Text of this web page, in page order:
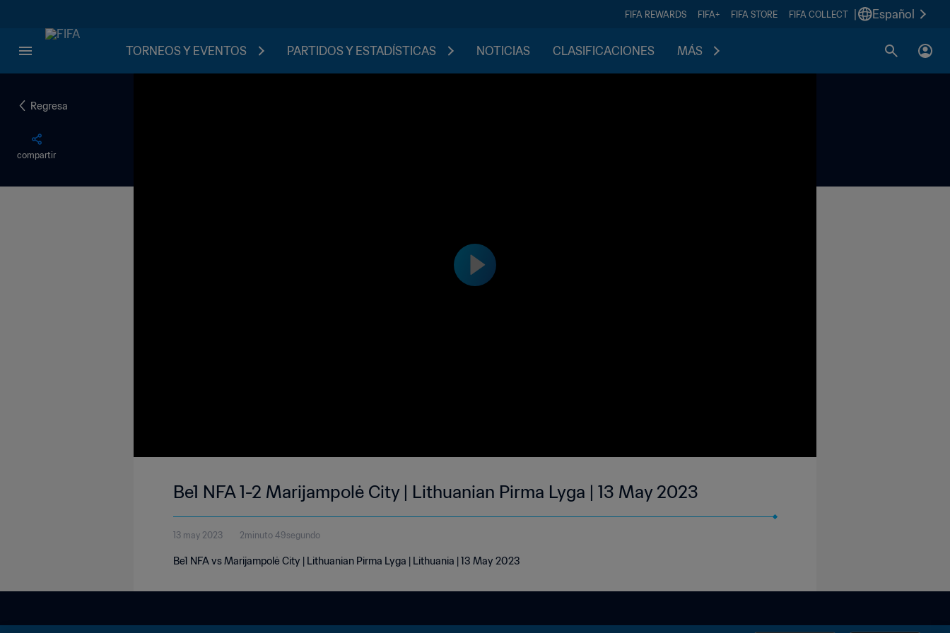
FIFA REWARDS FIFA+ FIFA STORE FIFA COLLECT Español
TORNEOS Y EVENTOS PARTIDOS Y ESTADÍSTICAS NOTICIAS CLASIFICACIONES MÁS
Regresa
compartir
Be1 NFA 1-2 Marijampolė City | Lithuanian Pirma Lyga | 13 May 2023
13 may 2023 2minuto 49segundo
Be1 NFA vs Marijampolė City | Lithuanian Pirma Lyga | Lithuania | 13 May 2023